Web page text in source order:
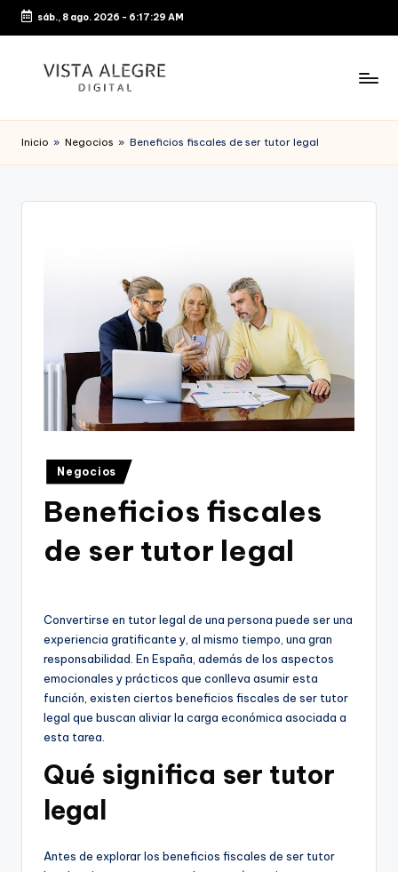
Saltar
contenido
sáb., 8 ago. 2026 - 6:17:29 AM
Inicio » Negocios » Beneficios fiscales de ser tutor legal
Publicado
en
Negocios
Beneficios fiscales
de ser tutor legal
Convertirse en tutor legal de una persona puede ser una
experiencia gratificante y, al mismo tiempo, una gran
responsabilidad. En España, además de los aspectos
emocionales y prácticos que conlleva asumir esta
función, existen ciertos beneficios fiscales de ser tutor
legal que buscan aliviar la carga económica asociada a
esta tarea.
Qué significa ser tutor
legal
Antes de explorar los beneficios fiscales de ser tutor